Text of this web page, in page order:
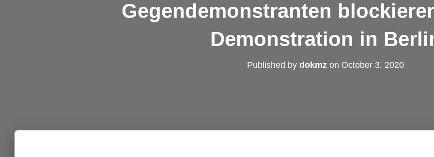
Gegendemonstranten
Demonstration in
Published by dokmz on October 3, 2020